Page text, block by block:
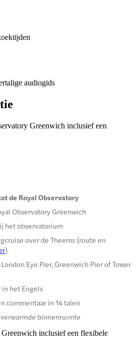
audiogids
Greenwich inclusief een
de Royal Observatory
Observatory Greenwich
het observatorium
over de Theems (route en
)
Eye Pier, Greenwich Pier of Tower
het Engels
commentaar in 14 talen
binnenruimte
inclusief een flexibele